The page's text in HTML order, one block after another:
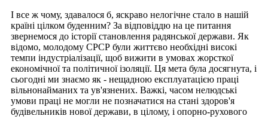
І все ж чому, здавалося б, яскраво нелогічне стало в нашій
країні цілком буденним? За відповіддю на це питання
звернемося до історії становлення радянської держави. Як
відомо, молодому СРСР були життєво необхідні високі
темпи індустріалізації, щоб вижити в умовах жорсткої
економічної та політичної ізоляції. Ця мета була досягнута, і
сьогодні ми знаємо як - нещадною експлуатацією праці
вільнонайманих та ув'язнених. Важкі, часом нелюдські
умови праці не могли не позначатися на стані здоров'я
будівельників нової держави, в цілому, і опорно-рухового